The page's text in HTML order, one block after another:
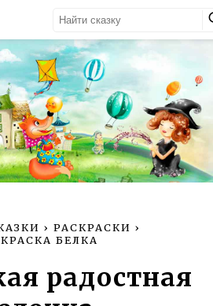
› РАСКРАСКИ ›
БЕЛКА
радостная